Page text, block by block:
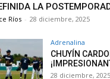
LA
Ríos - 28 diciembre, 2025
Adrenalina
CHUYÍN
28 diciembre, 2025